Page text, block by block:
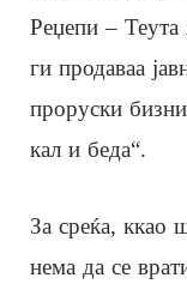
Реџепи –
ги продаваа
проруски
кал и беда“.
За среќа, ккао
нема да се